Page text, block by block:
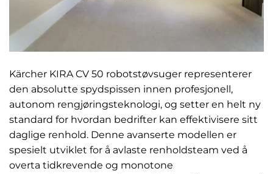
Kärcher KIRA CV 50 robotstøvsuger representerer
den absolutte spydspissen innen profesjonell,
autonom rengjøringsteknologi, og setter en helt ny
standard for hvordan bedrifter kan effektivisere sitt
daglige renhold. Denne avanserte modellen er
spesielt utviklet for å avlaste renholdsteam ved å
overta tidkrevende og monotone